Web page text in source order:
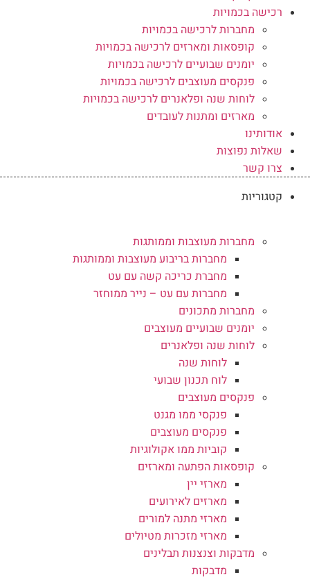
רכישה בכמויות
מחברות לרכישה בכמויות
קופסאות ומארזים לרכישה בכמויות
יומנים שבועיים לרכישה בכמויות
פנקסים מעוצבים לרכישה בכמויות
לוחות שנה ופלאנרים לרכישה בכמויות
מארזים ומתנות לעובדים
אודותינו
שאלות נפוצות
צרו קשר
קטגוריות
מחברות מעוצבות וממותגות
מחברות בריבוע מעוצבות וממותגות
מחברת כריכה קשה עם עט
מחברות עם עט – נייר ממוחזר
מחברות מתכונים
יומנים שבועיים מעוצבים
לוחות שנה ופלאנרים
לוחות שנה
לוח תכנון שבועי
פנקסים מעוצבים
פנקסי ממו מגנט
פנקסים מעוצבים
קוביות ממו אקולוגיות
קופסאות הפתעה ומארזים
מארזי יין
מארזים לאירועים
מארזי מתנה למורים
מארזי מזכרות מטיולים
מדבקות וצנצנות תבלינים
מדבקות